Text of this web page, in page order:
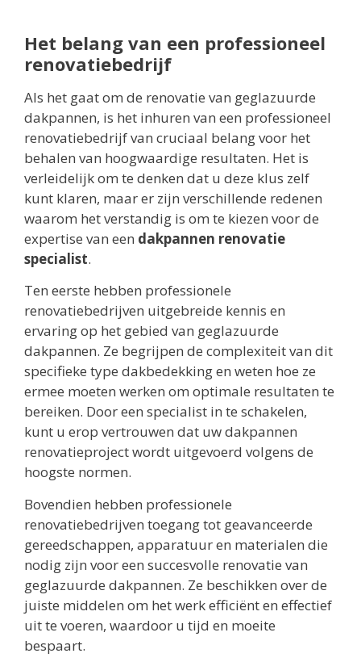
Het belang van een professioneel
renovatiebedrijf
Als het gaat om de renovatie van geglazuurde
dakpannen, is het inhuren van een professioneel
renovatiebedrijf van cruciaal belang voor het
behalen van hoogwaardige resultaten. Het is
verleidelijk om te denken dat u deze klus zelf
kunt klaren, maar er zijn verschillende redenen
waarom het verstandig is om te kiezen voor de
expertise van een dakpannen renovatie
specialist.
Ten eerste hebben professionele
renovatiebedrijven uitgebreide kennis en
ervaring op het gebied van geglazuurde
dakpannen. Ze begrijpen de complexiteit van dit
specifieke type dakbedekking en weten hoe ze
ermee moeten werken om optimale resultaten te
bereiken. Door een specialist in te schakelen,
kunt u erop vertrouwen dat uw dakpannen
renovatieproject wordt uitgevoerd volgens de
hoogste normen.
Bovendien hebben professionele
renovatiebedrijven toegang tot geavanceerde
gereedschappen, apparatuur en materialen die
nodig zijn voor een succesvolle renovatie van
geglazuurde dakpannen. Ze beschikken over de
juiste middelen om het werk efficiënt en effectief
uit te voeren, waardoor u tijd en moeite
bespaart.